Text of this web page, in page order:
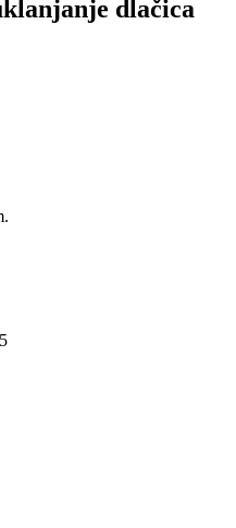
dlačica